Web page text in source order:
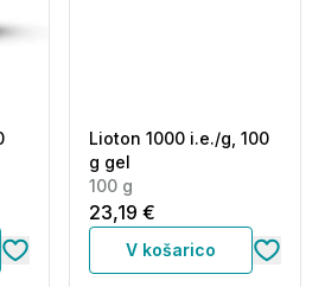
Lioton 1000 i.e./g, 100
g gel
100 g
23,19 €
V košarico